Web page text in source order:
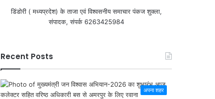
डिंडोरी ( मध्यप्रदेश) के ताजा एवं विश्वसनीय समाचार पंकज शुक्ला,
संपादक, संपर्क 6263425984
Recent Posts
अपना शहर